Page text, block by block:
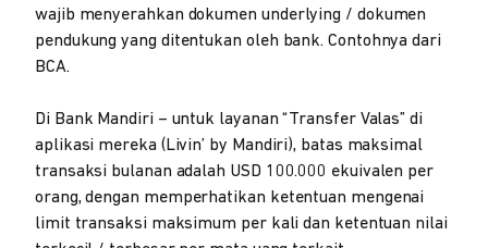
wajib menyerahkan dokumen underlying / dokumen
pendukung yang ditentukan oleh bank. Contohnya dari
BCA.
Di Bank Mandiri – untuk layanan “Transfer Valas” di
aplikasi mereka (Livin’ by Mandiri), batas maksimal
transaksi bulanan adalah USD 100.000 ekuivalen per
orang, dengan memperhatikan ketentuan mengenai
limit transaksi maksimum per kali dan ketentuan nilai